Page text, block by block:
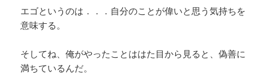
エゴというのは．．．自分のことが偉いと思う気持ちを
意味する。
そしてね、俺がやったことははた目から見ると、偽善に
満ちているんだ。